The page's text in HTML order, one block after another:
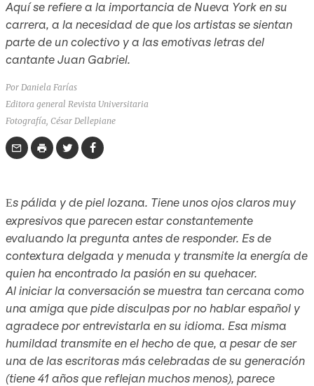
Por Daniela Farías
Editora general Revista Universitaria
Fotografía, César Dellepiane
Aquí se refiere a la importancia de Nueva York en su
carrera, a la necesidad de que los artistas se sientan
parte de un colectivo y a las emotivas letras del
cantante Juan Gabriel.
Es pálida y de piel lozana. Tiene unos ojos claros muy
expresivos que parecen estar constantemente
evaluando la pregunta antes de responder. Es de
contextura delgada y menuda y transmite la energía de
quien ha encontrado la pasión en su quehacer.
Al iniciar la conversación se muestra tan cercana como
una amiga que pide disculpas por no hablar español y
agradece por entrevistarla en su idioma. Esa misma
humildad transmite en el hecho de que, a pesar de ser
una de las escritoras más celebradas de su generación
(tiene 41 años que reflejan muchos menos), parece